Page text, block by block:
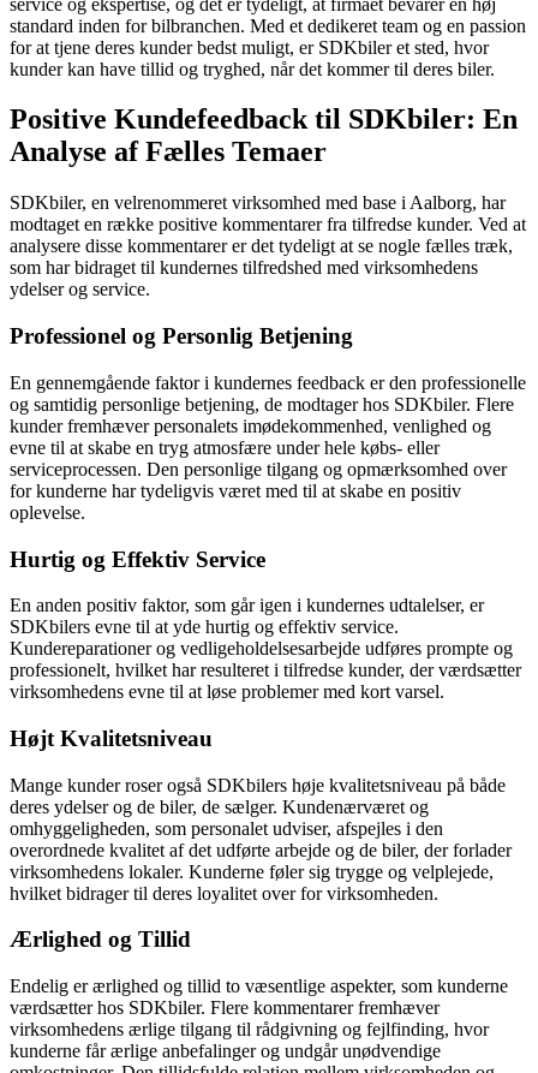
standard inden for bilbranchen. Med et dedikeret team og en passion
for at tjene deres kunder bedst muligt, er SDKbiler et sted, hvor
kunder kan have tillid og tryghed, når det kommer til deres biler.
Positive Kundefeedback til SDKbiler: En
Analyse af Fælles Temaer
SDKbiler, en velrenommeret virksomhed med base i Aalborg, har
modtaget en række positive kommentarer fra tilfredse kunder. Ved at
analysere disse kommentarer er det tydeligt at se nogle fælles træk,
som har bidraget til kundernes tilfredshed med virksomhedens
ydelser og service.
Professionel og Personlig Betjening
En gennemgående faktor i kundernes feedback er den professionelle
og samtidig personlige betjening, de modtager hos SDKbiler. Flere
kunder fremhæver personalets imødekommenhed, venlighed og
evne til at skabe en tryg atmosfære under hele købs- eller
serviceprocessen. Den personlige tilgang og opmærksomhed over
for kunderne har tydeligvis været med til at skabe en positiv
oplevelse.
Hurtig og Effektiv Service
En anden positiv faktor, som går igen i kundernes udtalelser, er
SDKbilers evne til at yde hurtig og effektiv service.
Kundereparationer og vedligeholdelsesarbejde udføres prompte og
professionelt, hvilket har resulteret i tilfredse kunder, der værdsætter
virksomhedens evne til at løse problemer med kort varsel.
Højt Kvalitetsniveau
Mange kunder roser også SDKbilers høje kvalitetsniveau på både
deres ydelser og de biler, de sælger. Kundenærværet og
omhyggeligheden, som personalet udviser, afspejles i den
overordnede kvalitet af det udførte arbejde og de biler, der forlader
virksomhedens lokaler. Kunderne føler sig trygge og velplejede,
hvilket bidrager til deres loyalitet over for virksomheden.
Ærlighed og Tillid
Endelig er ærlighed og tillid to væsentlige aspekter, som kunderne
værdsætter hos SDKbiler. Flere kommentarer fremhæver
virksomhedens ærlige tilgang til rådgivning og fejlfinding, hvor
kunderne får ærlige anbefalinger og undgår unødvendige